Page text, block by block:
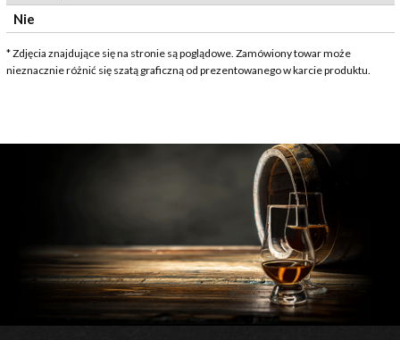
Nie
* Zdjęcia znajdujące się na stronie są poglądowe. Zamówiony towar może
nieznacznie różnić się szatą graficzną od prezentowanego w karcie produktu.